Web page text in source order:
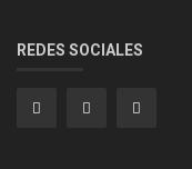
REDES SOCIALES